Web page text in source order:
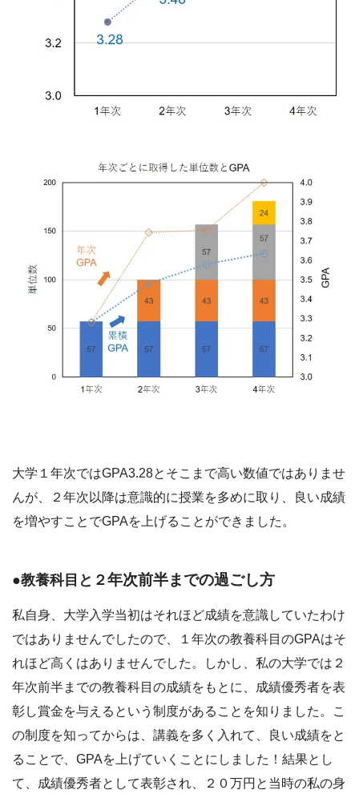
大学１年次ではGPA3.28とそこまで高い数値ではありませ
んが、２年次以降は意識的に授業を多めに取り、良い成績
を増やすことでGPAを上げることができました。
●教養科目と２年次前半までの過ごし方
私自身、大学入学当初はそれほど成績を意識していたわけ
ではありませんでしたので、１年次の教養科目のGPAはそ
れほど高くはありませんでした。しかし、私の大学では２
年次前半までの教養科目の成績をもとに、成績優秀者を表
彰し賞金を与えるという制度があることを知りました。こ
の制度を知ってからは、講義を多く入れて、良い成績をと
ることで、GPAを上げていくことにしました！結果とし
て、成績優秀者として表彰され、２０万円と当時の私の身